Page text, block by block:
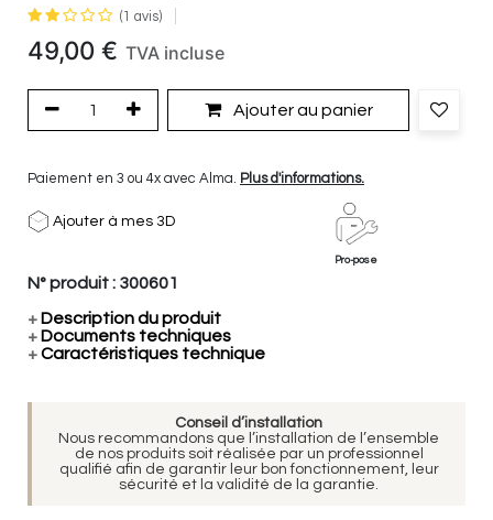
(1 avis)
49,00 € TVA incluse
Ajouter au panier
Paiement en 3 ou 4x avec Alma. Plus d'informations.
Ajouter à mes 3D
Pro-pose
N° produit : 300601
+ Description du produit
+ Documents techniques
+Caractéristiques technique
Conseil d’installation
Nous recommandons que l’installation de l’ensemble
de nos produits soit réalisée par un professionnel
qualifié afin de garantir leur bon fonctionnement, leur
sécurité et la validité de la garantie.